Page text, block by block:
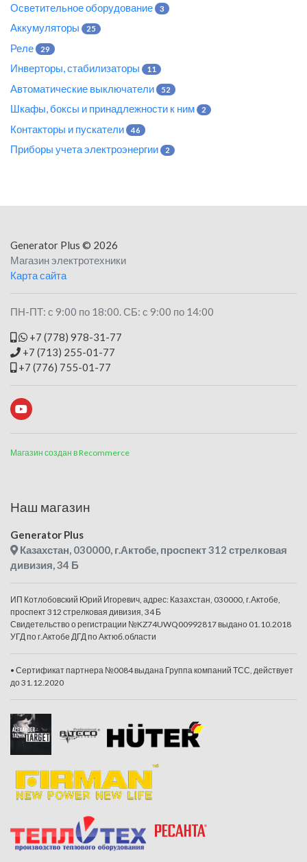
Осветительное оборудование 3
Аккумуляторы 25
Реле 29
Инверторы, стабилизаторы 11
Автоматические выключатели 52
Шкафы, боксы и принадлежности к ним 2
Контакторы и пускатели 46
Приборы учета электроэнергии 2
Generator Plus © 2026
Магазин электротехники
Карта сайта
ПН-ПТ: с 9:00 по 18:00. СБ: с 9:00 по 14:00
+7 (778) 978-31-77
+7 (713) 255-01-77
+7 (776) 755-01-77
Магазин создан в Recommerce
Наш магазин
Generator Plus
Казахстан, 030000, г.Актобе, проспект 312 стрелковая
дивизия, 34 Б
ИП Котлобовский Юрий Игоревич, адрес: Казахстан, 030000, г.Актобе,
проспект 312 стрелковая дивизия, 34 Б
Свидетельство о регистрации №KZ74UWQ00992817 выдано 01.10.2018
УГД по г.Актобе ДГД по Актюб.области
• Сертификат партнера №0084 выдана Группа компаний ТСС, действует
до 31.12.2020